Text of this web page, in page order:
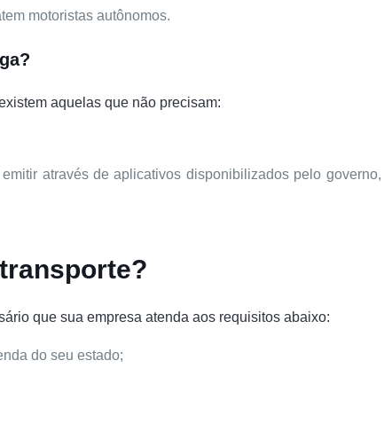
motoristas autônomos.
aquelas que não precisam:
através de aplicativos disponibilizados pelo governo,
que sua empresa atenda aos requisitos abaixo:
do seu estado;